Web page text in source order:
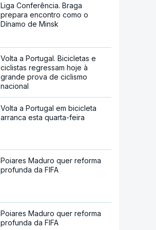
Liga Conferência. Braga
prepara encontro como o
Dínamo de Minsk
Volta a Portugal. Bicicletas e
ciclistas regressam hoje à
grande prova de ciclismo
nacional
Volta a Portugal em bicicleta
arranca esta quarta-feira
Poiares Maduro quer reforma
profunda da FIFA
Poiares Maduro quer reforma
profunda da FIFA